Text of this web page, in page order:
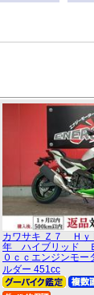
カワサキ Ｚ７ Ｈ
年 ハイブリッド
０ｃｃエンジンモ
ルダー 451cc